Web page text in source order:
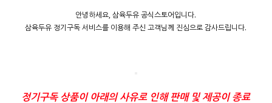
안녕하세요, 삼육두유 공식스토어입니다.
삼육두유 정기구독 서비스를 이용해 주신 고객님께 진심으로 감사드립니다.
정기구독 상품이 아래의 사유로 인해 판매 및 제공이 종료